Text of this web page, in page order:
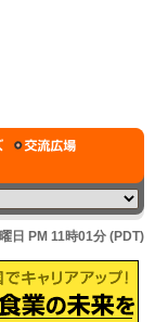
日 PM 11時01分 (PDT)